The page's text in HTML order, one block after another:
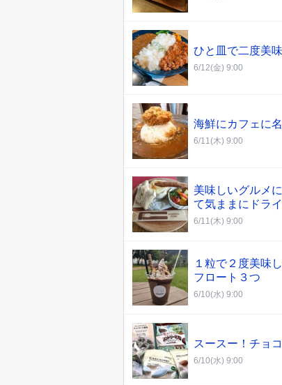
ひと皿で二度美
6/12(金) 9:00
海鮮にカフェに
6/11(木) 9:00
美味しいグルメ
て気ままにドラ
6/11(木) 9:00
１粒で２度美味
フロート３つ
6/10(水) 9:00
スースー！チョ
6/10(水) 9:00